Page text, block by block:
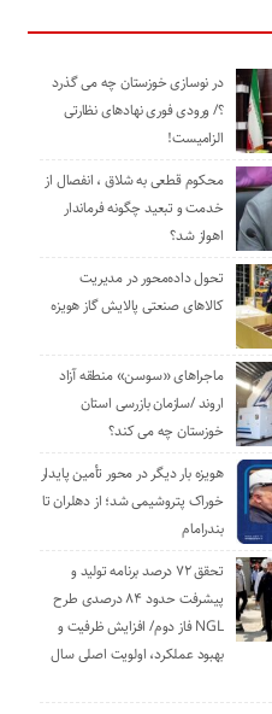
در نوسازی خوزستان چه می گذرد
؟/ ورودی فوری نهادهای نظارتی
الزامیست!
محکوم قطعی به شلاق ، انفصال از
خدمت و تبعید چگونه فرماندار
اهواز شد؟
تحول داده‌محور در مدیریت
کالاهای صنعتی پالایش گاز هویزه
ماجراهای «سوسن» منطقه آزاد
اروند /سازمان بازرسی استان
خوزستان چه می کند؟
هویزه بار دیگر در محور تأمین پایدار
خوراک پتروشیمی شد؛ از دهلران تا
بندرامام
تحقق ۷۲ درصد برنامه تولید و
پیشرفت حدود ۸۴ درصدی طرح
NGL فاز دوم/ افزایش ظرفیت و
بهبود عملکرد، اولویت اصلی سال